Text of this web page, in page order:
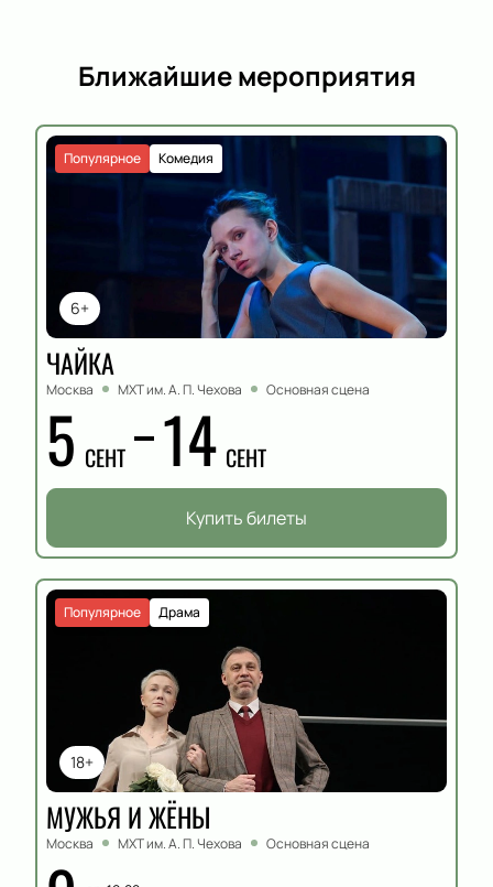
Ближайшие мероприятия
6+
Комедия
Популярное
ЧАЙКА
Москва МХТ им. А. П. Чехова Основная сцена
5 СЕНТ 14 СЕНТ
Купить билеты
18+
Драма
Популярное
МУЖЬЯ И ЖЁНЫ
Москва МХТ им. А. П. Чехова Основная сцена